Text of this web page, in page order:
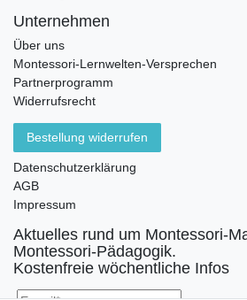
Unternehmen
Über uns
Montessori-Lernwelten-Versprechen
Partnerprogramm
Widerrufsrecht
Bestellung widerrufen
Datenschutzerklärung
AGB
Impressum
Aktuelles rund um Montessori-
Montessori-Pädagogik.
Kostenfreie wöchentliche Infos